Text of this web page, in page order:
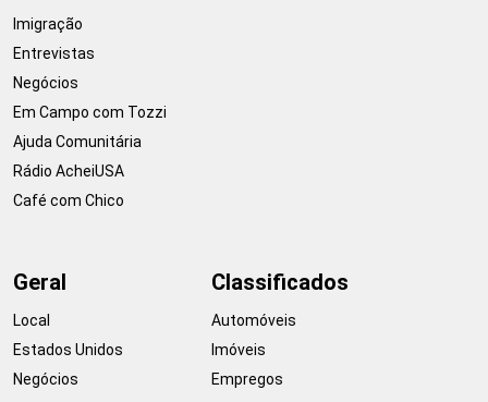
Imigração
Entrevistas
Negócios
Em Campo com Tozzi
Ajuda Comunitária
Rádio AcheiUSA
Café com Chico
Geral
Local
Estados Unidos
Negócios
Classificados
Automóveis
Imóveis
Empregos